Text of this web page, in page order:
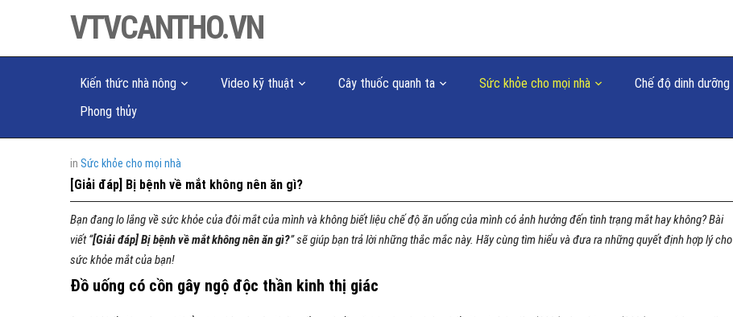
VTVCANTHO.VN
Kiến thức nhà nông Video kỹ thuật Cây thuốc quanh ta Sức khỏe cho mọi nhà Chế độ dinh dưỡng
Phong thủy
in Sức khỏe cho mọi nhà
[Giải đáp] Bị bệnh về mắt không nên ăn gì?
Bạn đang lo lắng về sức khỏe của đôi mắt của mình và không biết liệu chế độ ăn uống của mình có ảnh hưởng đến tình trạng mắt hay không? Bài
viết “[Giải đáp] Bị bệnh về mắt không nên ăn gì?” sẽ giúp bạn trả lời những thắc mắc này. Hãy cùng tìm hiểu và đưa ra những quyết định hợp lý cho
sức khỏe mắt của bạn!
Đồ uống có cồn gây ngộ độc thần kinh thị giác